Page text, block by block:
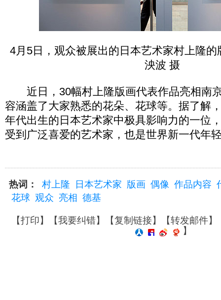
4月5日，观众被展出的日本艺术家村上隆
泱波 摄
近日，30幅村上隆版画代表作品亮相南
容涵盖了大家熟悉的花朵、花球等。据了解
年代出生的日本艺术家中极具影响力的一位
受到广泛喜爱的艺术家，也是世界新一代年
热词： 村上隆 日本艺术家 版画 偶像 作品内容
花球 观众 亮相 德基
【打印】【我要纠错】【复制链接】【转发邮件】
】